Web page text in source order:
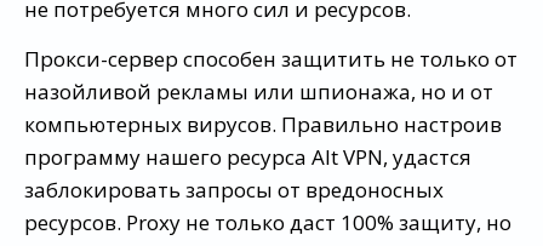
не потребуется много сил и ресурсов.
Прокси-сервер способен защитить не только от
назойливой рекламы или шпионажа, но и от
компьютерных вирусов. Правильно настроив
программу нашего ресурса Alt VPN, удастся
заблокировать запросы от вредоносных
ресурсов. Proxy не только даст 100% защиту, но